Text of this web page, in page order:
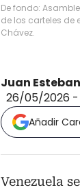
De fondo:
de los carteles de
Chávez.
Juan
26/05/2026 -
Añadir
Venezuela